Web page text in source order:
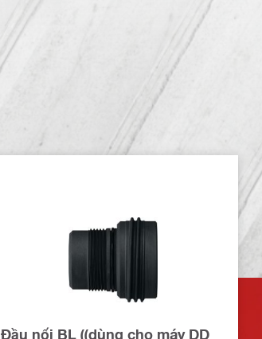
Đầu nối BL ((dùng cho máy DD